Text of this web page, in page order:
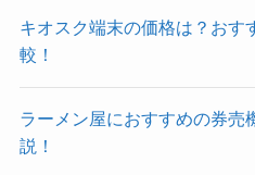
キオスク端末の価格は？おす
較！
ラーメン屋におすすめの券売
説！